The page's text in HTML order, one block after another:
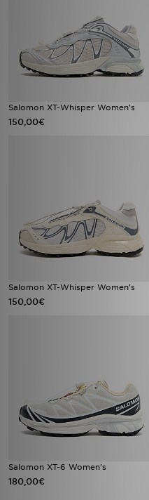
Salomon XT-Whisper Women's
150,00€
Salomon XT-Whisper Women's
150,00€
Salomon XT-6 Women's
180,00€